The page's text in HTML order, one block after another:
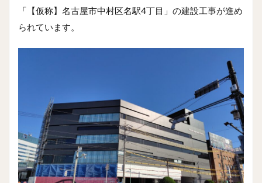
「【仮称】名古屋市中村区名駅4丁目」の建設工事が進め
られています。